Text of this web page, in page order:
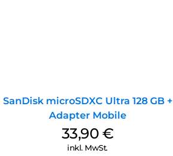
SanDisk microSDXC Ultra 128 GB +
Adapter Mobile
33,90 €
inkl. MwSt.